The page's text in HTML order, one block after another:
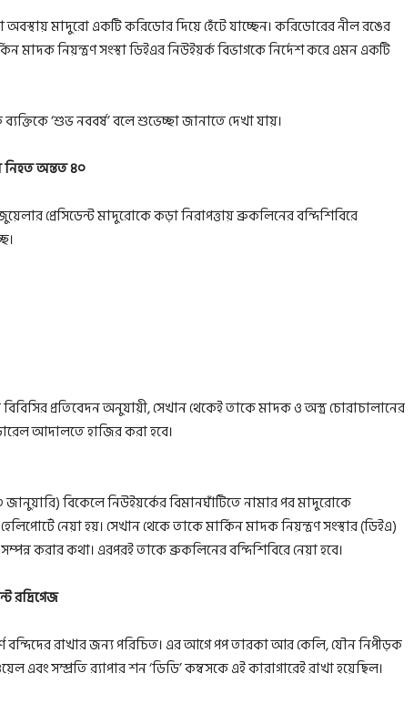
মাদুরো একটি করিডোর দিয়ে হেঁটে যাচ্ছেন। করিডোরের নীল রঙের
মাদক নিয়ন্ত্রণ সংস্থা ডিইএর নিউইয়র্ক বিভাগকে নির্দেশ করে এমন একটি
‘শুভ নববর্ষ’ বলে শুভেচ্ছা জানাতে দেখা যায়।
নিহত অন্তত ৪০
প্রেসিডেন্ট মাদুরোকে কড়া নিরাপত্তায় ব্রুকলিনের বন্দিশিবিরে
প্রতিবেদন অনুযায়ী, সেখান থেকেই তাকে মাদক ও অস্ত্র চোরাচালানের
আদালতে হাজির করা হবে।
জানুয়ারি) বিকেলে নিউইয়র্কের বিমানঘাঁটিতে নামার পর মাদুরোকে
নেয়া হয়। সেখান থেকে তাকে মার্কিন মাদক নিয়ন্ত্রণ সংস্থার (ডিইএ)
করার কথা। এরপরই তাকে ব্রুকলিনের বন্দিশিবিরে নেয়া হবে।
রদ্রিগেজ
বন্দিদের রাখার জন্য পরিচিত। এর আগে পপ তারকা আর কেলি, যৌন নিপীড়ক
এবং সম্প্রতি র‍্যাপার শন ‘ডিডি’ কম্বসকে এই কারাগারেই রাখা হয়েছিল।